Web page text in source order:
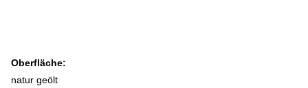
Oberfläche:
natur geölt